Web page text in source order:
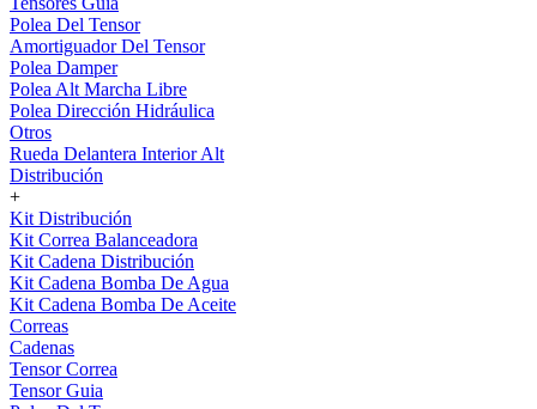
Polea Del Tensor
Amortiguador Del Tensor
Polea Damper
Polea Alt Marcha Libre
Polea Dirección Hidráulica
Otros
Rueda Delantera Interior Alt
Distribución
+
Kit Distribución
Kit Correa Balanceadora
Kit Cadena Distribución
Kit Cadena Bomba De Agua
Kit Cadena Bomba De Aceite
Correas
Cadenas
Tensor Correa
Tensor Guia